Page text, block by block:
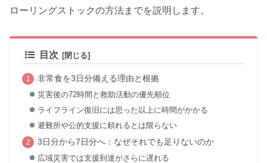
ローリングストックの方法までを説明します。
目次
非常食を3日分備える理由と根拠
災害後の72時間と救助活動の優先順位
ライフライン復旧には思った以上に時間がかかる
避難所や公的支援に頼れるとは限らない
3日分から7日分へ：なぜそれでも足りないのか
広域災害では支援到達がさらに遅れる